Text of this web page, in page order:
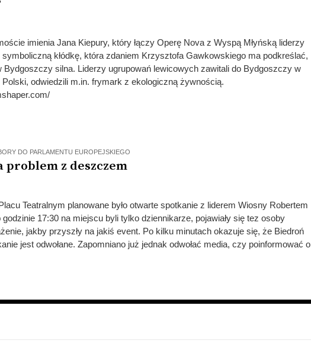
imienia Jana Kiepury, który łączy Operę Nova z Wyspą Młyńską liderzy
kłódkę, która zdaniem Krzysztofa Gawkowskiego ma podkreślać,
Bydgoszczy silna. Liderzy ugrupowań lewicowych zawitali do Bydgoszczy w
Polski, odwiedzili m.in. frymark z ekologiczną żywnością.
DO PARLAMENTU EUROPEJSKIEGO
problem z deszczem
Teatralnym planowane było otwarte spotkanie z liderem Wiosny Robertem
godzinie 17:30 na miejscu byli tylko dziennikarze, pojawiały się tez osoby
jakby przyszły na jakiś event. Po kilku minutach okazuje się, że Biedroń
jest odwołane. Zapomniano już jednak odwołać media, czy poinformować o